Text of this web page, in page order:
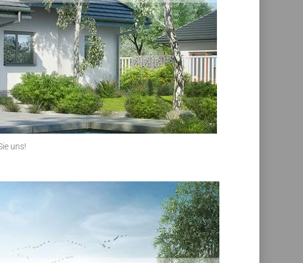
uns!